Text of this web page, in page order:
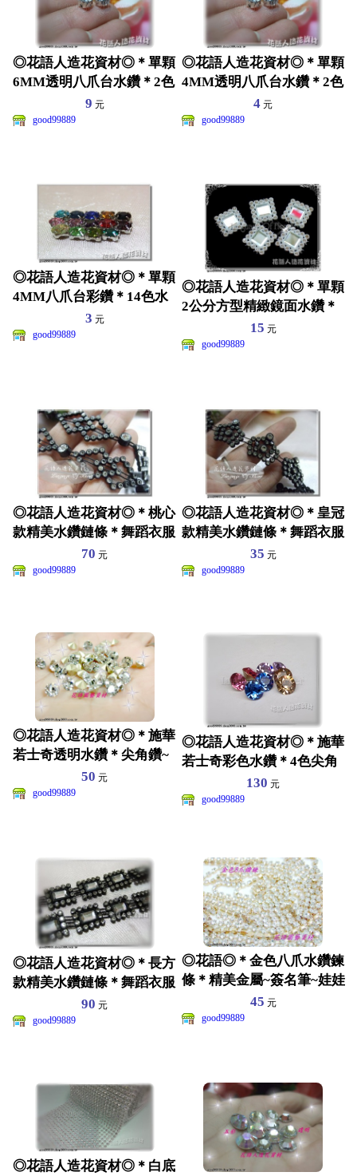
◎花語人造花資材◎＊單顆
6MM透明八爪台水鑽＊2色
~尖角鑽~裝飾藝品
9 元
good99889
◎花語人造花資材◎＊單顆
4MM透明八爪台水鑽＊2色
~尖角鑽~裝飾藝品
4 元
good99889
◎花語人造花資材◎＊單顆
4MM八爪台彩鑽＊14色水
鑽~尖角鑽~裝飾藝品
3 元
good99889
◎花語人造花資材◎＊單顆
2公分方型精緻鏡面水鑽＊
珠寶捧花~涼鞋~髮飾裝
15 元
good99889
◎花語人造花資材◎＊桃心
款精美水鑽鏈條＊舞蹈衣服
~皮包~髮飾裝飾
70 元
good99889
◎花語人造花資材◎＊皇冠
款精美水鑽鏈條＊舞蹈衣服
~皮包~髮飾裝飾
35 元
good99889
◎花語人造花資材◎＊施華
若士奇透明水鑽＊尖角鑽~
多尺寸選擇~裝飾藝品
50 元
good99889
◎花語人造花資材◎＊施華
若士奇彩色水鑽＊4色尖角
鑽~多尺寸選擇~裝飾藝
130 元
good99889
◎花語人造花資材◎＊長方
款精美水鑽鏈條＊舞蹈衣服
~皮包~髮飾裝飾
90 元
good99889
◎花語◎＊金色八爪水鑽鍊
條＊精美金屬~簽名筆~娃娃
~服裝點綴 ~煙盤~
45 元
good99889
◎花語人造花資材◎＊白底